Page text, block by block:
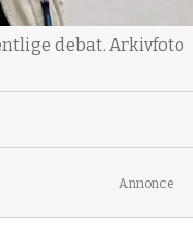
debat. Arkivfoto
Annonce